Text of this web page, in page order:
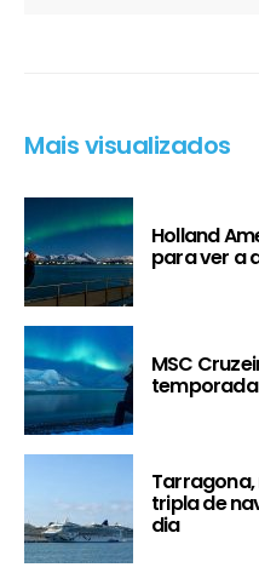
Mais visualizados
Holland
para ver a
MSC
temporada
Tarragona,
tripla de
dia